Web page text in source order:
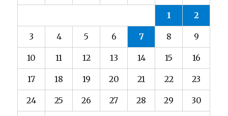
ョ
ン
1 2
3 4 5 6 7 8 9
10 11 12 13 14 15 16
17 18 19 20 21 22 23
24 25 26 27 28 29 30